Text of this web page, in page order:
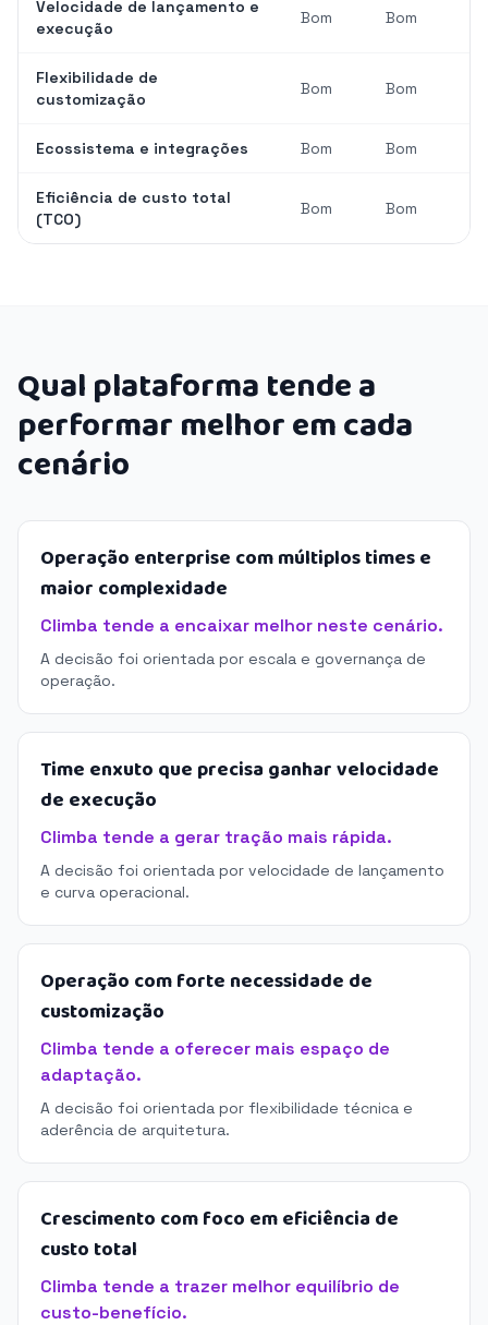
Velocidade de lançamento e
execução
Bom Bom
Flexibilidade de
customização
Bom Bom
Ecossistema e integrações Bom Bom
Eficiência de custo total
(TCO)
Bom Bom
Qual plataforma tende a
performar melhor em cada
cenário
Operação enterprise com múltiplos times e
maior complexidade
Climba tende a encaixar melhor neste cenário.
A decisão foi orientada por escala e governança de
operação.
Time enxuto que precisa ganhar velocidade
de execução
Climba tende a gerar tração mais rápida.
A decisão foi orientada por velocidade de lançamento
e curva operacional.
Operação com forte necessidade de
customização
Climba tende a oferecer mais espaço de
adaptação.
A decisão foi orientada por flexibilidade técnica e
aderência de arquitetura.
Crescimento com foco em eficiência de
custo total
Climba tende a trazer melhor equilíbrio de
custo-benefício.